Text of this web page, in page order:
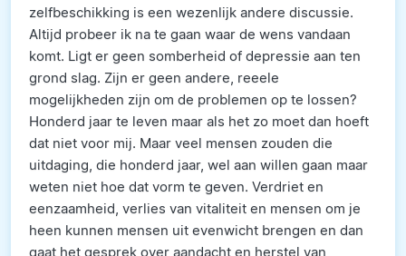
zelfbeschikking is een wezenlijk andere discussie.
Altijd probeer ik na te gaan waar de wens vandaan
komt. Ligt er geen somberheid of depressie aan ten
grond slag. Zijn er geen andere, reeele
mogelijkheden zijn om de problemen op te lossen?
Honderd jaar te leven maar als het zo moet dan hoeft
dat niet voor mij. Maar veel mensen zouden die
uitdaging, die honderd jaar, wel aan willen gaan maar
weten niet hoe dat vorm te geven. Verdriet en
eenzaamheid, verlies van vitaliteit en mensen om je
heen kunnen mensen uit evenwicht brengen en dan
gaat het gesprek over aandacht en herstel van